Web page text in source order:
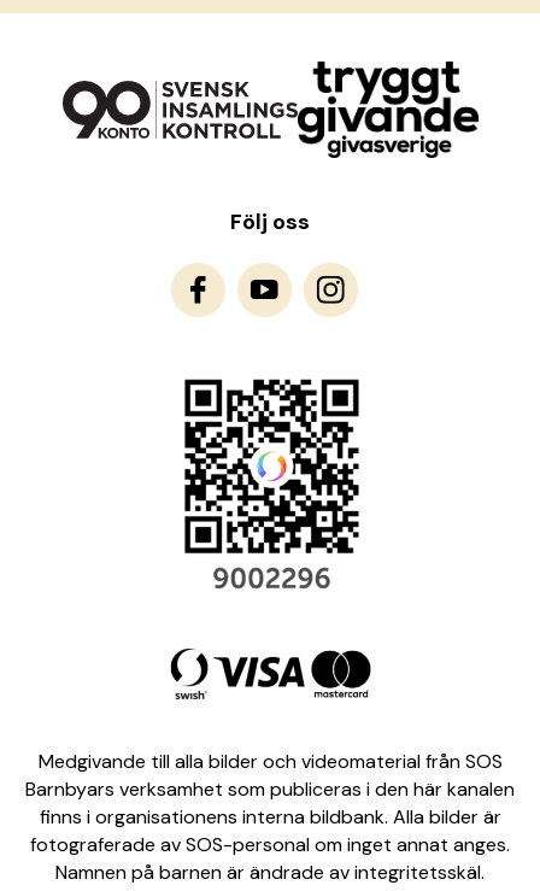
Följ oss
Medgivande till alla bilder och videomaterial från SOS
Barnbyars verksamhet som publiceras i den här kanalen
finns i organisationens interna bildbank. Alla bilder är
fotograferade av SOS-personal om inget annat anges.
Namnen på barnen är ändrade av integritetsskäl.